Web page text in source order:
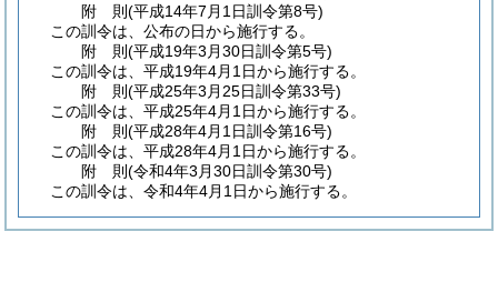
附 則(平成14年7月1日訓令第8号)
この訓令は、公布の日から施行する。
附 則(平成19年3月30日訓令第5号)
この訓令は、平成19年4月1日から施行する。
附 則(平成25年3月25日訓令第33号)
この訓令は、平成25年4月1日から施行する。
附 則(平成28年4月1日訓令第16号)
この訓令は、平成28年4月1日から施行する。
附 則(令和4年3月30日訓令第30号)
この訓令は、令和4年4月1日から施行する。